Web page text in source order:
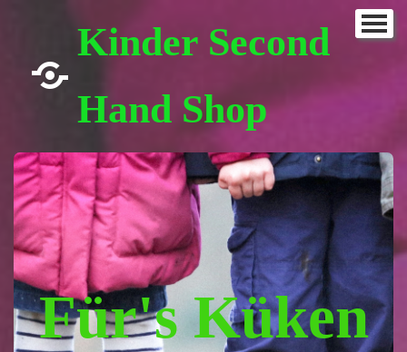
Kinder Second
Hand Shop
Für's Küken
Startseite
Sortiment
Stöbertüte
Galerie
Öffnungszeiten
ONLINE- SHOP
Kontaktformular
Impressum